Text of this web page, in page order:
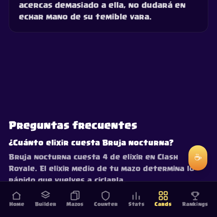
acercas demasiado a ella, no dudará en
echar mano de su temible vara.
Home Builder Mazos Counter Stats Cards Rankings
Preguntas frecuentes
¿Cuánto elixir cuesta Bruja nocturna?
Bruja nocturna cuesta 4 de elixir en Clash
Royale. El elixir medio de tu mazo determina lo
rápido que vuelves a ciclarla.
☕